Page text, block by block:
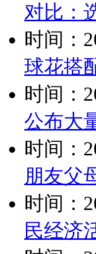
对比：
时间：
球花搭
时间：
公布大
时间：
朋友父
时间：
民经济